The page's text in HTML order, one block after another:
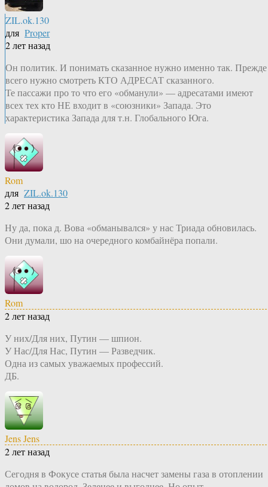
ZIL.ok.130
для Proper
2 лет назад
Он политик. И понимать сказанное нужно именно так. Прежде
всего нужно смотреть КТО АДРЕСАТ сказанного.
Те пассажи про то что его «обманули» — адресатами имеют
всех тех кто НЕ входит в «союзники» Запада. Это
характеристика Запада для т.н. Глобального Юга.
Rom
для ZIL.ok.130
2 лет назад
Ну да, пока д. Вова «обманывался» у нас Триада обновилась.
Они думали, шо на очередного комбайнёра попали.
Rom
2 лет назад
У них/Для них, Путин — шпион.
У Нас/Для Нас, Путин — Разведчик.
Одна из самых уважаемых профессий.
ДБ.
Jens Jens
2 лет назад
Сегодня в Фокусе статья была насчет замены газа в отоплении